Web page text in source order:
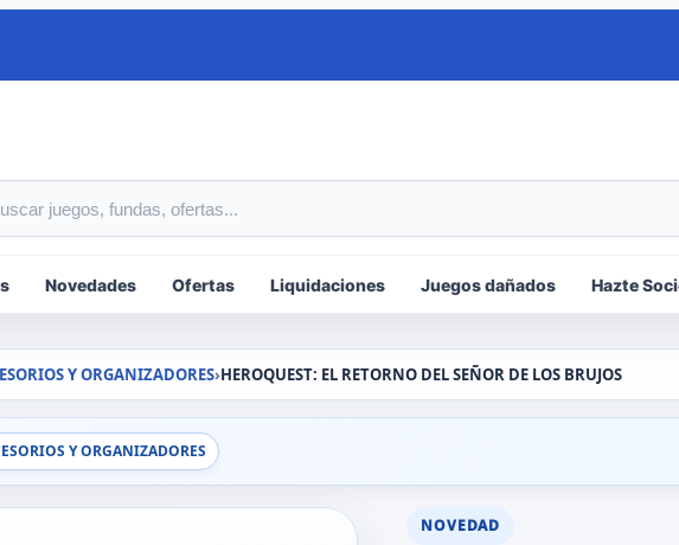
productos
Novedades Ofertas Liquidaciones Juegos dañados Hazte
Y ORGANIZADORES›HEROQUEST: EL RETORNO DEL SEÑOR DE LOS BRUJOS
Y ORGANIZADORES
NOVEDAD